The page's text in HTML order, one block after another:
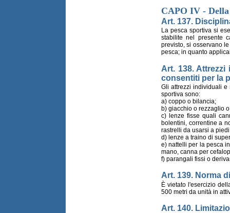
CAPO IV -
Art. 137.
La pesca sportiva si
stabilite nel presente
previsto, si osservano
pesca; in quanto
Art. 138.
consentiti per la
Gli attrezzi individuali
sportiva sono:
a) coppo o bilancia;
b) giacchio o rezzaglio
c) lenze fisse quali
bolentini, correntine a
rastrelli da usarsi a
d) lenze a traino di
e) nattelli per la pesca
mano, canna per
f) parangali fissi o
Art. 139. Norma
È vietato l'esercizio
500 metri da unità in
Art. 140.